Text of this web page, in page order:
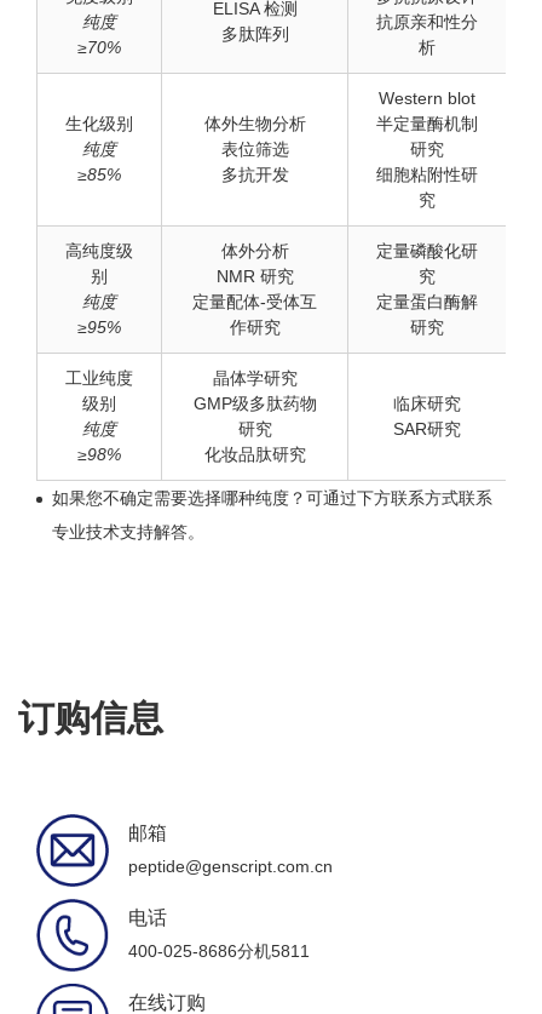
纯度
≥70%
ELISA 检测
多肽阵列
抗原亲和性分
析
生化级别
纯度
≥85%
体外生物分析
表位筛选
多抗开发
Western blot
半定量酶机制
研究
细胞粘附性研
究
高纯度级
别
纯度
≥95%
体外分析
NMR 研究
定量配体-受体互
作研究
定量磷酸化研
究
定量蛋白酶解
研究
工业纯度
级别
纯度
≥98%
晶体学研究
GMP级多肽药物
研究
化妆品肽研究
临床研究
SAR研究
如果您不确定需要选择哪种纯度？可通过下方联系方式联系
专业技术支持解答。
订购信息
邮箱
peptide@genscript.com.cn
电话
400-025-8686分机5811
在线订购